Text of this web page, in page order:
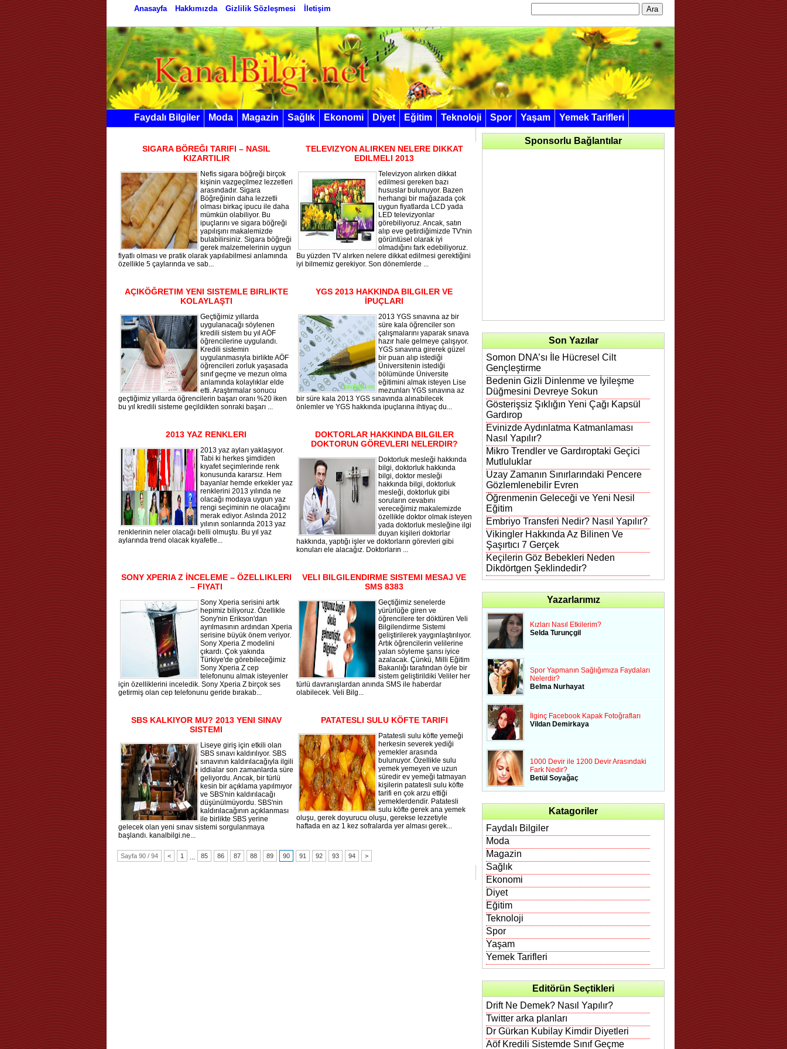
Anasayfa Hakkımızda Gizlilik Sözleşmesi İletişim
Faydalı Bilgiler Moda Magazin Sağlık Ekonomi Diyet Eğitim Teknoloji Spor Yaşam Yemek Tarifleri
SIGARA BÖREĞI TARIFI – NASIL
KIZARTILIR
Nefis sigara böğreği birçok
kişinin vazgeçilmez lezzetleri
arasındadır. Sigara
Böğreğinin daha lezzetli
olması birkaç ipucu ile daha
mümkün olabiliyor. Bu
ipuçlarını ve sigara böğreği
yapılışını makalemizde
bulabilirsiniz. Sigara böğreği
gerek malzemelerinin uygun
fiyatlı olması ve pratik olarak yapılabilmesi anlamında
özellikle 5 çaylarında ve sab...
TELEVIZYON ALIRKEN NELERE DIKKAT
EDILMELI 2013
Televizyon alırken dikkat
edilmesi gereken bazı
hususlar bulunuyor. Bazen
herhangi bir mağazada çok
uygun fiyatlarda LCD yada
LED televizyonlar
görebiliyoruz. Ancak, satın
alıp eve getirdiğimizde TV'nin
görüntüsel olarak iyi
olmadığını fark edebiliyoruz.
Bu yüzden TV alırken nelere dikkat edilmesi gerektiğini
iyi bilmemiz gerekiyor. Son dönemlerde ...
AÇIKÖĞRETIM YENI SISTEMLE BIRLIKTE
KOLAYLAŞTI
Geçtiğimiz yıllarda
uygulanacağı söylenen
kredili sistem bu yıl AÖF
öğrencilerine uygulandı.
Kredili sistemin
uygulanmasıyla birlikte AÖF
öğrencileri zorluk yaşasada
sınıf geçme ve mezun olma
anlamında kolaylıklar elde
etti. Araştırmalar sonucu
geçtiğimiz yıllarda öğrencilerin başarı oranı %20 iken
bu yıl kredili sisteme geçildikten sonraki başarı ...
YGS 2013 HAKKINDA BILGILER VE
İPUÇLARI
2013 YGS sınavına az bir
süre kala öğrenciler son
çalışmalarını yaparak sınava
hazır hale gelmeye çalışıyor.
YGS sınavına girerek güzel
bir puan alıp istediği
Üniversitenin istediği
bölümünde Üniversite
eğitimini almak isteyen Lise
mezunları YGS sınavına az
bir süre kala 2013 YGS sınavında alınabilecek
önlemler ve YGS hakkında ipuçlarına ihtiyaç du...
2013 YAZ RENKLERI
2013 yaz ayları yaklaşıyor.
Tabi ki herkes şimdiden
kıyafet seçimlerinde renk
konusunda kararsız. Hem
bayanlar hemde erkekler yaz
renklerini 2013 yılında ne
olacağı modaya uygun yaz
rengi seçiminin ne olacağını
merak ediyor. Aslında 2012
yılının sonlarında 2013 yaz
renklerinin neler olacağı belli olmuştu. Bu yıl yaz
aylarında trend olacak kıyafetle...
DOKTORLAR HAKKINDA BILGILER
DOKTORUN GÖREVLERI NELERDIR?
Doktorluk mesleği hakkında
bilgi, doktorluk hakkında
bilgi, doktor mesleği
hakkında bilgi, doktorluk
mesleği, doktorluk gibi
soruların cevabını
vereceğimiz makalemizde
özellikle doktor olmak isteyen
yada doktorluk mesleğine ilgi
duyan kişileri doktorlar
hakkında, yaptığı işler ve doktorların görevleri gibi
konuları ele alacağız. Doktorların ...
SONY XPERIA Z İNCELEME – ÖZELLIKLERI
– FIYATI
Sony Xperia serisini artık
hepimiz biliyoruz. Özellikle
Sony'nin Erikson'dan
ayrılmasının ardından Xperia
serisine büyük önem veriyor.
Sony Xperia Z modelini
çıkardı. Çok yakında
Türkiye'de görebileceğimiz
Sony Xperia Z cep
telefonunu almak isteyenler
için özelliklerini inceledik. Sony Xperia Z birçok ses
getirmiş olan cep telefonunu geride bırakab...
VELI BILGILENDIRME SISTEMI MESAJ VE
SMS 8383
Geçtiğimiz senelerde
yürürlüğe giren ve
öğrencilere ter döktüren Veli
Bilgilendirme Sistemi
geliştirilerek yaygınlaştırılıyor.
Artık öğrencilerin velilerine
yalan söyleme şansı iyice
azalacak. Çünkü, Milli Eğitim
Bakanlığı tarafından öyle bir
sistem geliştirildiki Veliler her
türlü davranışlardan anında SMS ile haberdar
olabilecek. Veli Bilg...
SBS KALKIYOR MU? 2013 YENI SINAV
SISTEMI
Liseye giriş için etkili olan
SBS sınavı kaldırılıyor. SBS
sınavının kaldırılacağıyla ilgili
iddialar son zamanlarda süre
geliyordu. Ancak, bir türlü
kesin bir açıklama yapılmıyor
ve SBS'nin kaldırılacağı
düşünülmüyordu. SBS'nin
kaldırılacağının açıklanması
ile birlikte SBS yerine
gelecek olan yeni sınav sistemi sorgulanmaya
başlandı. kanalbilgi.ne...
PATATESLI SULU KÖFTE TARIFI
Patatesli sulu köfte yemeği
herkesin severek yediği
yemekler arasında
bulunuyor. Özellikle sulu
yemek yemeyen ve uzun
süredir ev yemeği tatmayan
kişilerin patatesli sulu köfte
tarifi en çok arzu ettiği
yemeklerdendir. Patatesli
sulu köfte gerek ana yemek
oluşu, gerek doyurucu oluşu, gerekse lezzetiyle
haftada en az 1 kez sofralarda yer alması gerek...
Sayfa 90 / 94 < 1 85 86 87 88 89 90 91 92 93 94 >
Sponsorlu Bağlantılar
Son Yazılar
Somon DNA’sı İle Hücresel Cilt
Gençleştirme
Bedenin Gizli Dinlenme ve İyileşme
Düğmesini Devreye Sokun
Gösterişsiz Şıklığın Yeni Çağı Kapsül
Gardırop
Evinizde Aydınlatma Katmanlaması
Nasıl Yapılır?
Mikro Trendler ve Gardıroptaki Geçici
Mutluluklar
Uzay Zamanın Sınırlarındaki Pencere
Gözlemlenebilir Evren
Öğrenmenin Geleceği ve Yeni Nesil
Eğitim
Embriyo Transferi Nedir? Nasıl Yapılır?
Vikingler Hakkında Az Bilinen Ve
Şaşırtıcı 7 Gerçek
Keçilerin Göz Bebekleri Neden
Dikdörtgen Şeklindedir?
Yazarlarımız
Kızları Nasıl Etkilerim?
Selda Turunçgil
Spor Yapmanın Sağlığımıza Faydaları
Nelerdir?
Belma Nurhayat
İlginç Facebook Kapak Fotoğrafları
Vildan Demirkaya
1000 Devir ile 1200 Devir Arasındaki
Fark Nedir?
Betül Soyağaç
Katagoriler
Faydalı Bilgiler
Moda
Magazin
Sağlık
Ekonomi
Diyet
Eğitim
Teknoloji
Spor
Yaşam
Yemek Tarifleri
Editörün Seçtikleri
Drift Ne Demek? Nasıl Yapılır?
Twitter arka planları
Dr Gürkan Kubilay Kimdir Diyetleri
Aöf Kredili Sistemde Sınıf Geçme